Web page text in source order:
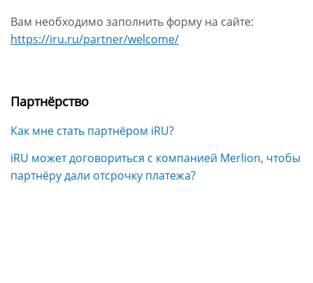
Вам необходимо заполнить форму на сайте:
https://iru.ru/partner/welcome/
Партнёрство
Как мне стать партнёром iRU?
iRU может договориться с компанией Merlion, чтобы
партнёру дали отсрочку платежа?